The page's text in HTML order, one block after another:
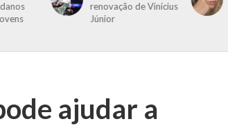
renovação de Vinícius
Júnior
ajudar a